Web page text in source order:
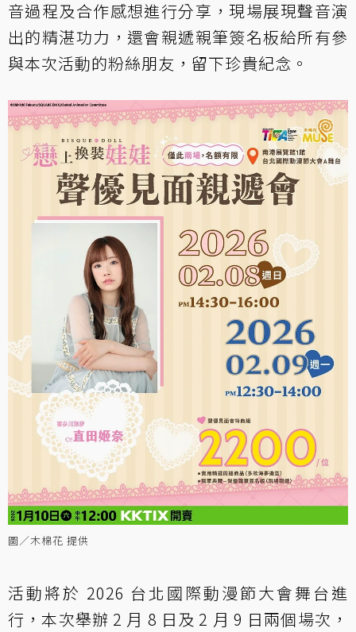
音過程及合作感想進行分享，現場展現聲音演
出的精湛功力，還會親遞親筆簽名板給所有參
與本次活動的粉絲朋友，留下珍貴紀念。
圖／木棉花 提供
活動將於 2026 台北國際動漫節大會舞台進
行，本次舉辦 2 月 8 日及 2 月 9 日兩個場次，